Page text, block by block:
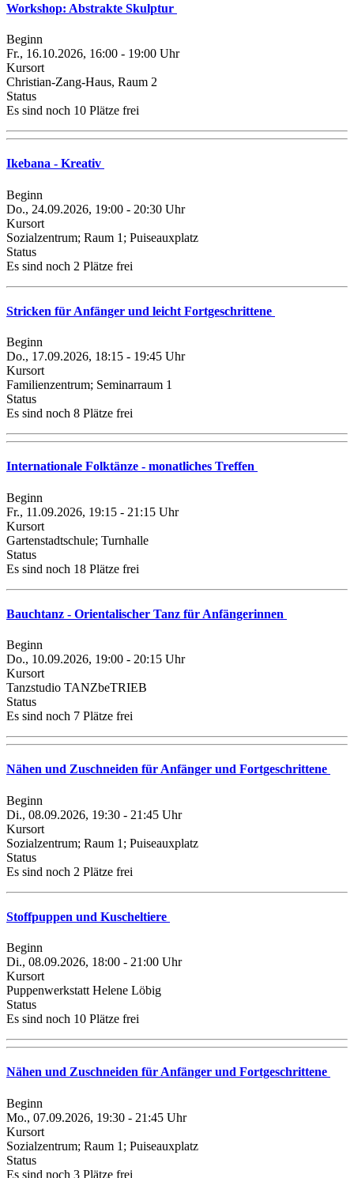
Workshop: Abstrakte Skulptur
Beginn
Fr., 16.10.2026, 16:00 - 19:00 Uhr
Kursort
Christian-Zang-Haus, Raum 2
Status
Es sind noch 10 Plätze frei
Ikebana - Kreativ
Beginn
Do., 24.09.2026, 19:00 - 20:30 Uhr
Kursort
Sozialzentrum; Raum 1; Puiseauxplatz
Status
Es sind noch 2 Plätze frei
Stricken für Anfänger und leicht Fortgeschrittene
Beginn
Do., 17.09.2026, 18:15 - 19:45 Uhr
Kursort
Familienzentrum; Seminarraum 1
Status
Es sind noch 8 Plätze frei
Internationale Folktänze - monatliches Treffen
Beginn
Fr., 11.09.2026, 19:15 - 21:15 Uhr
Kursort
Gartenstadtschule; Turnhalle
Status
Es sind noch 18 Plätze frei
Bauchtanz - Orientalischer Tanz für Anfängerinnen
Beginn
Do., 10.09.2026, 19:00 - 20:15 Uhr
Kursort
Tanzstudio TANZbeTRIEB
Status
Es sind noch 7 Plätze frei
Nähen und Zuschneiden für Anfänger und Fortgeschrittene
Beginn
Di., 08.09.2026, 19:30 - 21:45 Uhr
Kursort
Sozialzentrum; Raum 1; Puiseauxplatz
Status
Es sind noch 2 Plätze frei
Stoffpuppen und Kuscheltiere
Beginn
Di., 08.09.2026, 18:00 - 21:00 Uhr
Kursort
Puppenwerkstatt Helene Löbig
Status
Es sind noch 10 Plätze frei
Nähen und Zuschneiden für Anfänger und Fortgeschrittene
Beginn
Mo., 07.09.2026, 19:30 - 21:45 Uhr
Kursort
Sozialzentrum; Raum 1; Puiseauxplatz
Status
Es sind noch 3 Plätze frei